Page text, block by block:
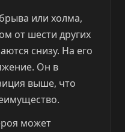
или холма,
от шести других
снизу. На его
Он в
выше, что
может